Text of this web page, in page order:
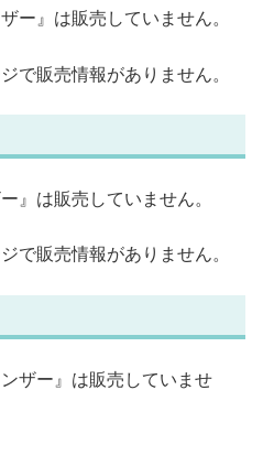
ー』は販売していません。
で販売情報がありません。
』は販売していません。
で販売情報がありません。
ザー』は販売していませ